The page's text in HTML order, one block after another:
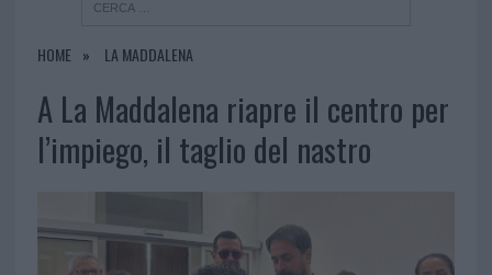
HOME LA MADDALENA
A La Maddalena riapre il centro per
l’impiego, il taglio del nastro